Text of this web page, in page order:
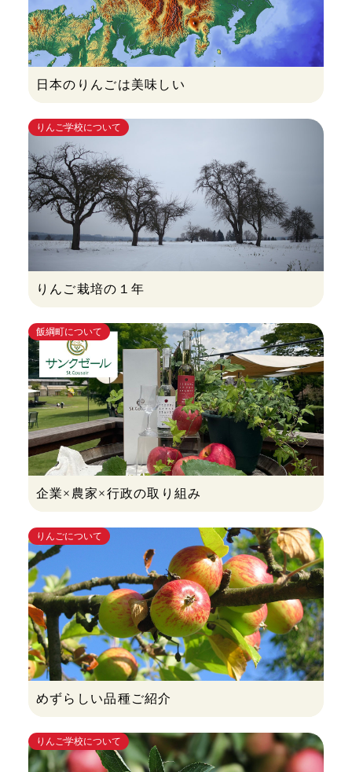
日本のりんごは美味しい
りんご学校について
りんご栽培の１年
飯綱町について
企業×農家×行政の取り組み
りんごについて
めずらしい品種ご紹介
りんご学校について